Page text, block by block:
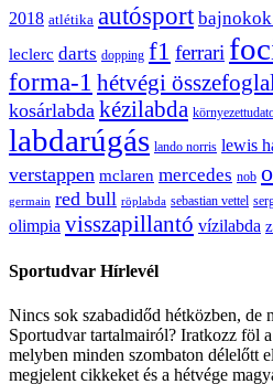
2018 atlétika autósport
leclerc darts dopping f1 ferrari
forma-1 hétvégi
kosárlabda kézilabda
labdarúgás lando norris lewis
verstappen mclaren mercedes nob
germain red bull röplabda sebastian vettel
olimpia visszapillantó vízilabda
Sportudvar Hírlevél
Nincs sok szabadidőd hétközben, de
Sportudvar tartalmairól? Iratkozz föl
melyben minden szombaton délelőtt
megjelent cikkeket és a hétvége